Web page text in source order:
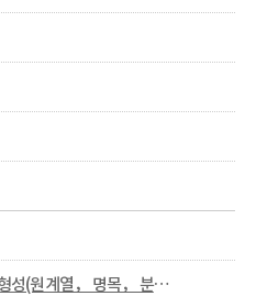
주체별 총자본형성(원계열， 명목， 분기 및 연간)